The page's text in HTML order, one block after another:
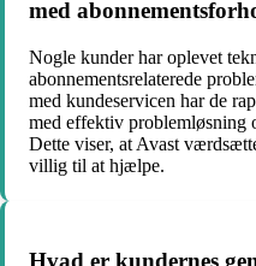
med
Nogle kunder har oplevet
abonnementsrelaterede
med kundeservicen har de
med effektiv problemløsning
Dette viser, at Avast
villig til at hjælpe.
Hvad er kundernes